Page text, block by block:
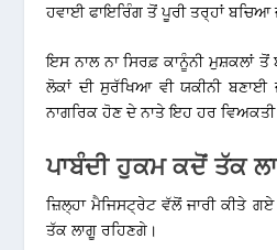
ਹਵਾਈ ਫਾਇਰਿੰਗ ਤੋਂ ਪੂਰੀ ਤਰ੍ਹਾਂ ਬਚਿਆ
ਇਸ ਨਾਲ ਨਾ ਸਿਰਫ਼ ਕਾਨੂੰਨੀ ਮੁਸ਼ਕਲਾਂ
ਲੋਕਾਂ ਦੀ ਸੁਰੱਖਿਆ ਵੀ ਯਕੀਨੀ
ਨਾਗਰਿਕ ਹੋਣ ਦੇ ਨਾਤੇ ਇਹ ਹਰ ਵਿਅਕਤੀ
ਪਾਬੰਦੀ ਹੁਕਮ ਕਦੋਂ ਤੱਕ
ਜ਼ਿਲ੍ਹਾ ਮੈਜਿਸਟ੍ਰੇਟ ਵੱਲੋਂ ਜਾਰੀ ਕੀਤੇ
ਤੱਕ ਲਾਗੂ ਰਹਿਣਗੇ।